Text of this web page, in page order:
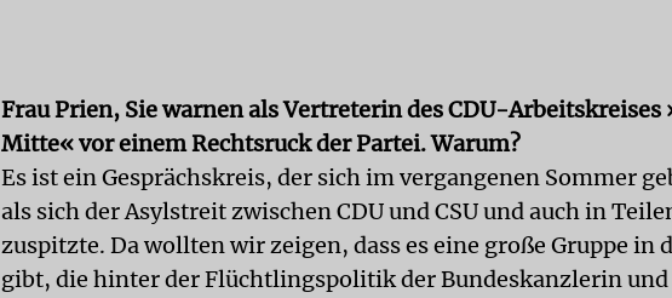
Frau Prien, Sie warnen als Vertreterin des CDU-Arbeitskreises
Mitte« vor einem Rechtsruck der Partei. Warum?
Es ist ein Gesprächskreis, der sich im vergangenen Sommer
als sich der Asylstreit zwischen CDU und CSU und auch in
zuspitzte. Da wollten wir zeigen, dass es eine große Gruppe in
gibt, die hinter der Flüchtlingspolitik der Bundeskanzlerin und